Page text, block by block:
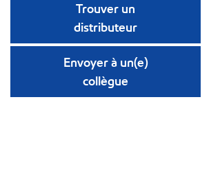
Trouver un
distributeur
Envoyer à un(e)
collègue